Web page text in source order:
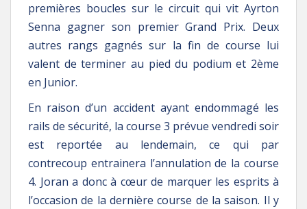
premières boucles sur le circuit qui vit Ayrton
Senna gagner son premier Grand Prix. Deux
autres rangs gagnés sur la fin de course lui
valent de terminer au pied du podium et 2ème
en Junior.
En raison d’un accident ayant endommagé les
rails de sécurité, la course 3 prévue vendredi soir
est reportée au lendemain, ce qui par
contrecoup entrainera l’annulation de la course
4. Joran a donc à cœur de marquer les esprits à
l’occasion de la dernière course de la saison. Il y